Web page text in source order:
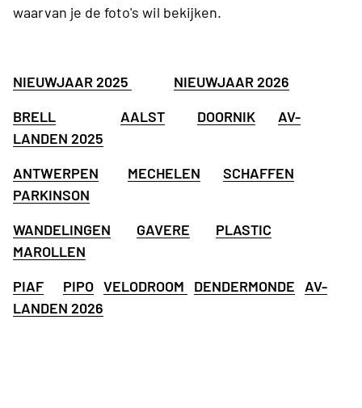
waarvan je de foto's wil bekijken.
NIEUWJAAR 2025
NIEUWJAAR 2026
BRELL
AALST DOORNIK
AV-
LANDEN 2025
ANTWERPEN
MECHELEN
SCHAFFEN
PARKINSON
WANDELINGEN
GAVERE
PLASTIC
MAROLLEN
PIAF
PIPO VELODROOM DENDERMONDE
AV-
LANDEN 2026